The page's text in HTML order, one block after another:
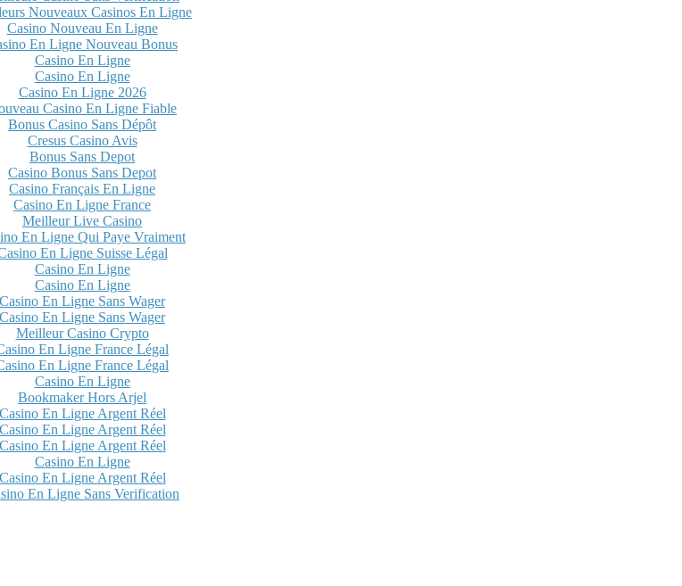
Nouveaux Casinos En Ligne
Casino Nouveau En Ligne
En Ligne Nouveau Bonus
Casino En Ligne
Casino En Ligne
Casino En Ligne 2026
Casino En Ligne Fiable
Bonus Casino Sans Dépôt
Cresus Casino Avis
Bonus Sans Depot
Casino Bonus Sans Depot
Casino Français En Ligne
Casino En Ligne France
Meilleur Live Casino
En Ligne Qui Paye Vraiment
En Ligne Suisse Légal
Casino En Ligne
Casino En Ligne
Casino En Ligne Sans Wager
Casino En Ligne Sans Wager
Meilleur Casino Crypto
En Ligne France Légal
En Ligne France Légal
Casino En Ligne
Bookmaker Hors Arjel
Casino En Ligne Argent Réel
Casino En Ligne Argent Réel
Casino En Ligne Argent Réel
Casino En Ligne
Casino En Ligne Argent Réel
En Ligne Sans Verification